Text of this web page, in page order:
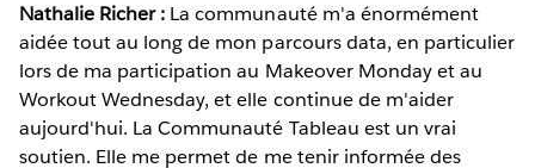
Nathalie Richer : La communauté m'a énormément
aidée tout au long de mon parcours data, en particulier
lors de ma participation au Makeover Monday et au
Workout Wednesday, et elle continue de m'aider
aujourd'hui. La Communauté Tableau est un vrai
soutien. Elle me permet de me tenir informée des